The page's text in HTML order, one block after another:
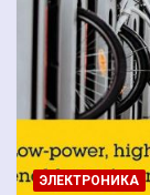
ЭЛЕКТРОНИКА